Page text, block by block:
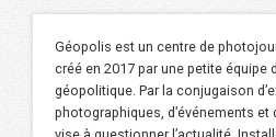
Géopolis est un centre de
créé en 2017 par une petite équipe
géopolitique. Par la conjugaison
photographiques, d’événements et